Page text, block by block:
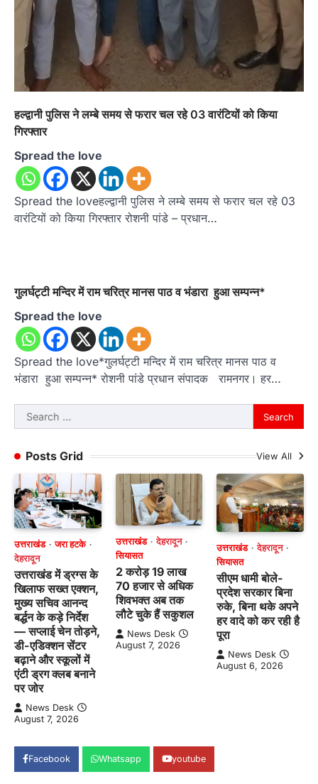
हल्द्वानी पुलिस ने लम्बे समय से फरार चल रहे 03 वारंटियों को किया
गिरफ्तार
Spread the love
Spread the loveहल्द्वानी पुलिस ने लम्बे समय से फरार चल रहे 03
वारंटियों को किया गिरफ्तार रोशनी पांडे – प्रधान…
गुलर्घट्टी मन्दिर में राम चरित्र मानस पाठ व भंडारा हुआ सम्पन्न*
Spread the love
Spread the love*गुलर्घट्टी मन्दिर में राम चरित्र मानस पाठ व
भंडारा हुआ सम्पन्न* रोशनी पांडे प्रधान संपादक रामनगर। हर…
Search
for:
Posts Grid
View All
उत्तराखंड
जरा हटके
देहरादून
उत्तराखंड में ड्रग्स के
खिलाफ सख्त एक्शन,
मुख्य सचिव आनन्द
बर्द्धन के कड़े निर्देश
— सप्लाई चेन तोड़ने,
डी-एडिक्शन सेंटर
बढ़ाने और स्कूलों में
एंटी ड्रग क्लब बनाने
पर जोर
News Desk
August 7, 2026
उत्तराखंड
देहरादून
सियासत
2 करोड़ 19 लाख
70 हजार से अधिक
शिवभक्त अब तक
लौटे चुके हैं सकुशल
News Desk
August 7, 2026
उत्तराखंड
देहरादून
सियासत
सीएम धामी बोले-
प्रदेश सरकार बिना
रुके, बिना थके अपने
हर वादे को कर रही है
पूरा
News Desk
August 6, 2026
Facebook Whatsapp youtube